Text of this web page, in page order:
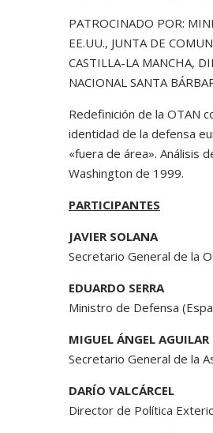
PATROCINADO POR:
EE.UU., JUNTA DE
CASTILLA-LA MANCHA,
NACIONAL SANTA
Redefinición de la OTAN
identidad de la defensa
«fuera de área». Análisis
Washington de 1999.
PARTICIPANTES
JAVIER SOLANA
Secretario General de la
EDUARDO SERRA
Ministro de Defensa
MIGUEL ÁNGEL AGUILAR
Secretario General de la
DARÍO VALCÁRCEL
Director de Política